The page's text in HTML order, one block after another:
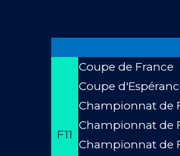
F11
Coupe de France
Coupe
Championnat de
Championnat de
Championnat de